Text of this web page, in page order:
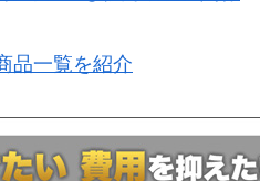
品一覧を紹介